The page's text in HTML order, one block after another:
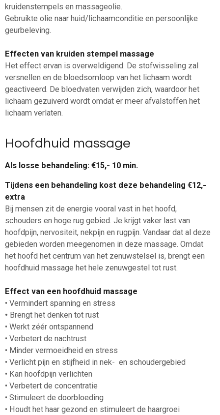
kruidenstempels en massageolie.
Gebruikte olie naar huid/lichaamconditie en persoonlijke
geurbeleving.
Effecten van kruiden stempel massage
Het effect ervan is overweldigend. De stofwisseling zal
versnellen en de bloedsomloop van het lichaam wordt
geactiveerd. De bloedvaten verwijden zich, waardoor het
lichaam gezuiverd wordt omdat er meer afvalstoffen het
lichaam verlaten.
Hoofdhuid massage
Als losse behandeling: €15,- 10 min.
Tijdens een behandeling kost deze behandeling €12,-
extra
Bij mensen zit de energie vooral vast in het hoofd,
schouders en hoge rug gebied. Je krijgt vaker last van
hoofdpijn, nervositeit, nekpijn en rugpijn. Vandaar dat al deze
gebieden worden meegenomen in deze massage. Omdat
het hoofd het centrum van het zenuwstelsel is, brengt een
hoofdhuid massage het hele zenuwgestel tot rust.
Effect van een hoofdhuid massage
• Vermindert spanning en stress
• Brengt het denken tot rust
• Werkt zéér ontspannend
• Verbetert de nachtrust
• Minder vermoeidheid en stress
• Verlicht pijn en stijfheid in nek- en schoudergebied
• Kan hoofdpijn verlichten
• Verbetert de concentratie
• Stimuleert de doorbloeding
• Houdt het haar gezond en stimuleert de haargroei